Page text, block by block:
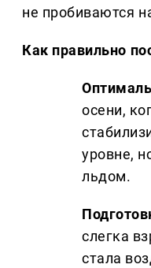
не пробиваются
Как правильно
осени,
уровне,
льдом.
слегка
стала